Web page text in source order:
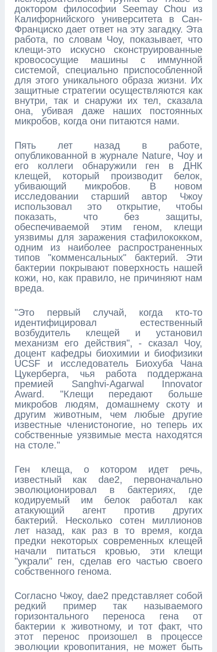
доктором философии Seemay Chou из
Калифорнийского университета в Сан-
Франциско дает ответ на эту загадку. Эта
работа, по словам Чоу, показывает, что
клещи-это искусно сконструированные
кровососущие машины с иммунной
системой, специально приспособленной
для этого уникального образа жизни. Их
защитные стратегии осуществляются как
внутри, так и снаружи их тел, сказала
она, убивая даже наших постоянных
микробов, когда они питаются нами.
Пять лет назад в работе,
опубликованной в журнале Nature, Чоу и
его коллеги обнаружили ген в ДНК
клещей, который производит белок,
убивающий микробов. В новом
исследовании старший автор Чжоу
использовал это открытие, чтобы
показать, что без защиты,
обеспечиваемой этим геном, клещи
уязвимы для заражения стафилококком,
одним из наиболее распространенных
типов "комменсальных" бактерий. Эти
бактерии покрывают поверхность нашей
кожи, но, как правило, не причиняют нам
вреда.
"Это первый случай, когда кто-то
идентифицировал естественный
возбудитель клещей и установил
механизм его действия", - сказал Чоу,
доцент кафедры биохимии и биофизики
UCSF и исследователь Биохуба Чана
Цукерберга, чья работа поддержана
премией Sanghvi-Agarwal Innovator
Award. "Клещи передают больше
микробов людям, домашнему скоту и
другим животным, чем любые другие
известные членистоногие, но теперь их
собственные уязвимые места находятся
на столе."
Ген клеща, о котором идет речь,
известный как dae2, первоначально
эволюционировал в бактериях, где
кодируемый им белок работал как
атакующий агент против других
бактерий. Несколько сотен миллионов
лет назад, как раз в то время, когда
предки некоторых современных клещей
начали питаться кровью, эти клещи
"украли" ген, сделав его частью своего
собственного генома.
Согласно Чжоу, dae2 представляет собой
редкий пример так называемого
горизонтального переноса гена от
бактерии к животному, и тот факт, что
этот перенос произошел в процессе
эволюции кровопитания, не может быть